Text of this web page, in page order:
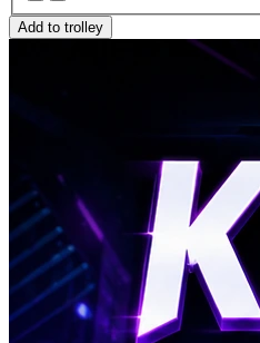
Add to trolley